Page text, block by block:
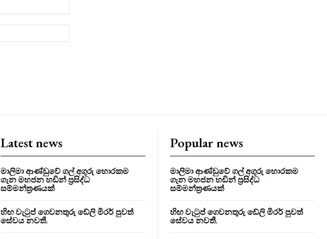
Latest news
මාලිමා ආණ්ඩුවේ ගල් අගුරු හොරකම
ගැන මහජන හඩින් ප්‍රසිද්ධ
සම්මන්ත්‍රණයක්
හිඟ වැටුප් ගෙවනතුරු ඩේලි මිරර් පුවත්
සේවය නවතී.
Popular news
මාලිමා ආණ්ඩුවේ ගල් අගුරු හොරකම
ගැන මහජන හඩින් ප්‍රසිද්ධ
සම්මන්ත්‍රණයක්
හිඟ වැටුප් ගෙවනතුරු ඩේලි මිරර් පුවත්
සේවය නවතී.